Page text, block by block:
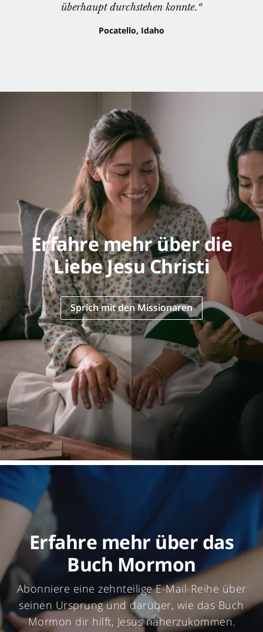
überhaupt durchstehen konnte.“
Pocatello, Idaho
Erfahre mehr über die
Liebe Jesu Christi
Sprich mit den Missionaren
Erfahre mehr über das
Buch Mormon
Abonniere eine zehnteilige E-Mail-Reihe über
seinen Ursprung und darüber, wie das Buch
Mormon dir hilft, Jesus näherzukommen.